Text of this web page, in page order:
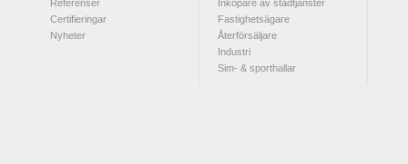
Referenser
Certifieringar
Nyheter
Inköpare av städtjänster
Fastighetsägare
Återförsäljare
Industri
Sim- & sporthallar